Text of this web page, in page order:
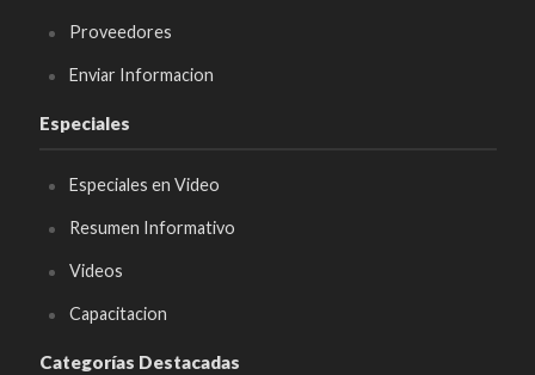
Proveedores
Enviar Informacion
Especiales
Especiales en Video
Resumen Informativo
Videos
Capacitacion
Categorías Destacadas